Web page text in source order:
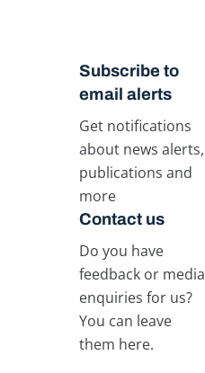
Subscribe to
email alerts
Get notifications
about news alerts,
publications and
more
Contact us
Do you have
feedback or media
enquiries for us?
You can leave
them here.